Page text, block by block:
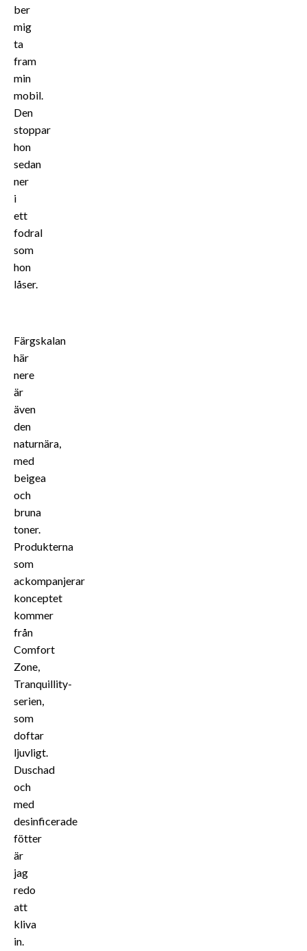
ber
mig
ta
fram
min
mobil.
Den
stoppar
hon
sedan
ner
i
ett
fodral
som
hon
låser.
Färgskalan
här
nere
är
även
den
naturnära,
med
beigea
och
bruna
toner.
Produkterna
som
ackompanjerar
konceptet
kommer
från
Comfort
Zone,
Tranquillity-
serien,
som
doftar
ljuvligt.
Duschad
och
med
desinficerade
fötter
är
jag
redo
att
kliva
in.